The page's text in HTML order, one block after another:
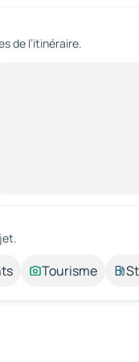
de l’itinéraire.
Tourisme